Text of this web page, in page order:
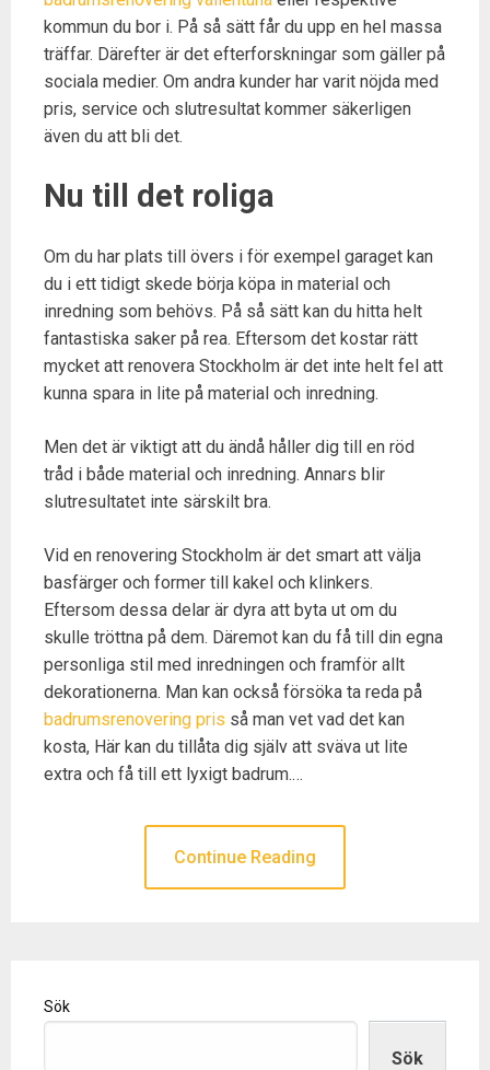
kommun du bor i. På så sätt får du upp en hel massa
träffar. Därefter är det efterforskningar som gäller på
sociala medier. Om andra kunder har varit nöjda med
pris, service och slutresultat kommer säkerligen
även du att bli det.
Nu till det roliga
Om du har plats till övers i för exempel garaget kan
du i ett tidigt skede börja köpa in material och
inredning som behövs. På så sätt kan du hitta helt
fantastiska saker på rea. Eftersom det kostar rätt
mycket att renovera Stockholm är det inte helt fel att
kunna spara in lite på material och inredning.
Men det är viktigt att du ändå håller dig till en röd
tråd i både material och inredning. Annars blir
slutresultatet inte särskilt bra.
Vid en renovering Stockholm är det smart att välja
basfärger och former till kakel och klinkers.
Eftersom dessa delar är dyra att byta ut om du
skulle tröttna på dem. Däremot kan du få till din egna
personliga stil med inredningen och framför allt
dekorationerna. Man kan också försöka ta reda på
badrumsrenovering pris så man vet vad det kan
kosta, Här kan du tillåta dig själv att sväva ut lite
extra och få till ett lyxigt badrum.…
Continue Reading
Sök
Sök